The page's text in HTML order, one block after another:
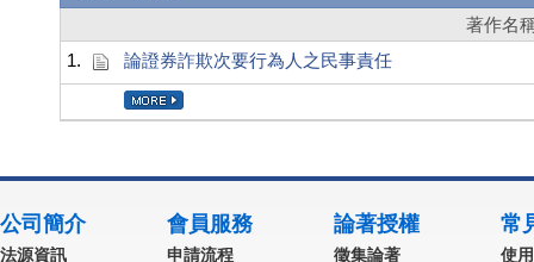
著作名
1.
論證券詐欺次要行為人之民事責任
公司簡介
法源資訊
會員服務
申請流程
論著授權
徵集論著
常
使